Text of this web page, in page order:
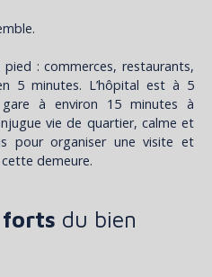
: commerces, restaurants,
5 minutes. L’hôpital est à 5
à environ 15 minutes à
vie de quartier, calme et
pour organiser une visite et
demeure.
forts du bien